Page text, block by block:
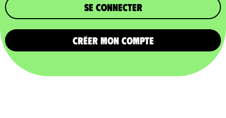
Se connecter
CRÉER MON COMPTE